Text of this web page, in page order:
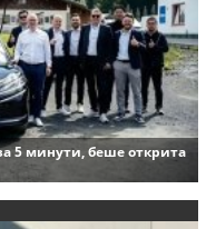
5 минути, беше открита